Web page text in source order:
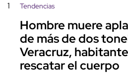
1 Tendencias
Hombre muere
de más de dos
Veracruz,
rescatar el cuerpo